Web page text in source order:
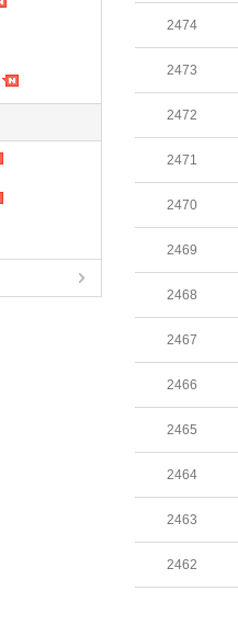
2474
2473
2472
2471
2470
2469
2468
2467
2466
2465
2464
2463
2462